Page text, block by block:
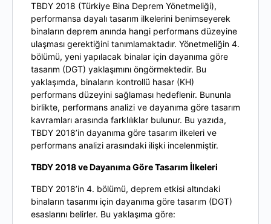
TBDY 2018 (Türkiye Bina Deprem Yönetmeliği),
performansa dayalı tasarım ilkelerini benimseyerek
binaların deprem anında hangi performans düzeyine
ulaşması gerektiğini tanımlamaktadır. Yönetmeliğin 4.
bölümü, yeni yapılacak binalar için dayanıma göre
tasarım (DGT) yaklaşımını öngörmektedir. Bu
yaklaşımda, binaların kontrollü hasar (KH)
performans düzeyini sağlaması hedeflenir. Bununla
birlikte, performans analizi ve dayanıma göre tasarım
kavramları arasında farklılıklar bulunur. Bu yazıda,
TBDY 2018’in dayanıma göre tasarım ilkeleri ve
performans analizi arasındaki ilişki incelenmiştir.
TBDY 2018 ve Dayanıma Göre Tasarım İlkeleri
TBDY 2018’in 4. bölümü, deprem etkisi altındaki
binaların tasarımı için dayanıma göre tasarım (DGT)
esaslarını belirler. Bu yaklaşıma göre: